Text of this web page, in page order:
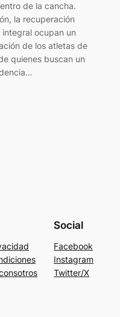
de la cancha.
la recuperación
ocupan un
de los atletas de
quienes buscan un
Social
Facebook
Instagram
Twitter/X